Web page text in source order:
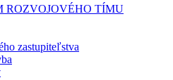
ROZVOJOVÉHO TÍMU
zastupiteľstva